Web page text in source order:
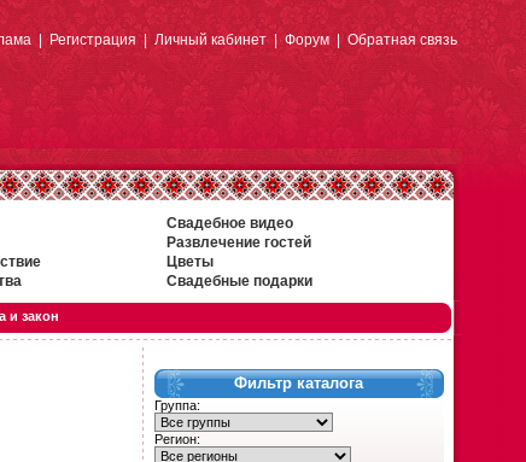
|Регистрация| Личный кабинет|Форум| Обратная связь
Свадебное видео
Развлечение гостей
Цветы
Свадебные подарки
и закон
Фильтр каталога
Группа:
Регион: